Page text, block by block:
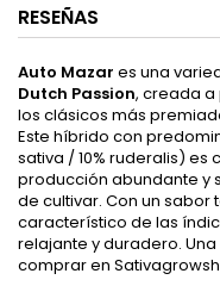
RESEÑAS
Auto Mazar es una
Dutch Passion, creada
los clásicos más
Este híbrido con
sativa / 10% ruderalis) es
producción abundante y
de cultivar. Con un
característico de las
relajante y duradero.
comprar en